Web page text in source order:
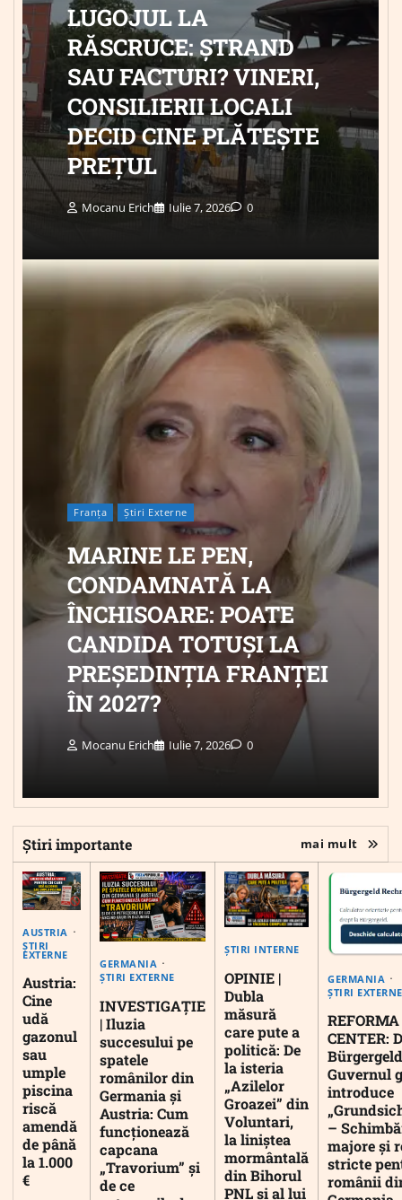
LUGOJUL LA
RĂSCRUCE: ȘTRAND
SAU FACTURI? VINERI,
CONSILIERII LOCALI
DECID CINE PLĂTEȘTE
PREȚUL
Mocanu Erich Iulie 7, 2026 0
Franța Știri Externe
MARINE LE PEN,
CONDAMNATĂ LA
ÎNCHISOARE: POATE
CANDIDA TOTUȘI LA
PREȘEDINȚIA FRANȚEI
ÎN 2027?
Mocanu Erich Iulie 7, 2026 0
Știri importante mai mult
AUSTRIA
ȘTIRI
EXTERNE
Austria:
Cine
udă
gazonul
sau
umple
piscina
riscă
amendă
de până
la 1.000
€
GERMANIA
ȘTIRI EXTERNE
INVESTIGAȚIE
| Iluzia
succesului pe
spatele
românilor din
Germania și
Austria: Cum
funcționează
capcana
„Travorium” și
de ce
ȘTIRI INTERNE
OPINIE |
Dubla
măsură
care pute a
politică: De
la isteria
„Azilelor
Groazei” din
Voluntari,
la liniștea
mormântală
din Bihorul
PNL și al lui
GERMANIA
ȘTIRI EXTERNE
CENTER:
Guvernul
introduce
–
majore și
stricte
românii